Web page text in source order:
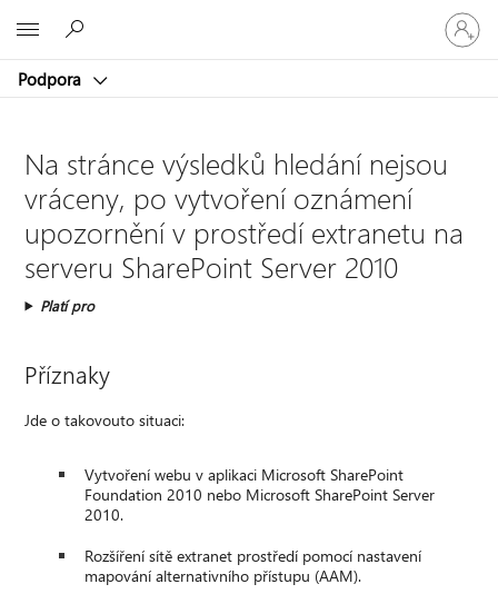
Podpora
Přihlaste
se
ke
účtu
Na stránce výsledků hledání nejsou
vráceny, po vytvoření oznámení
upozornění v prostředí extranetu na
serveru SharePoint Server 2010
Platí pro
Příznaky
Jde o takovouto situaci:
Vytvoření webu v aplikaci Microsoft SharePoint
Foundation 2010 nebo Microsoft SharePoint Server
2010.
Rozšíření sítě extranet prostředí pomocí nastavení
mapování alternativního přístupu (AAM).